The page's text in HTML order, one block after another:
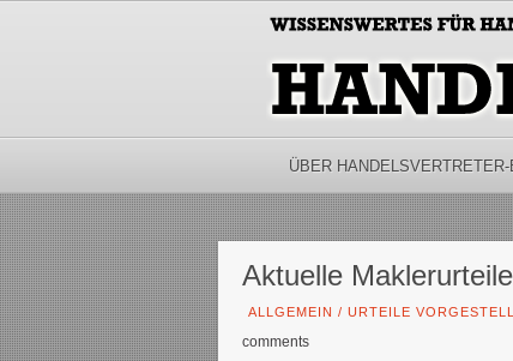
ÜBER HANDELSVERTRETER-
Aktuelle Maklerurteile
ALLGEMEIN /URTEILE
comments